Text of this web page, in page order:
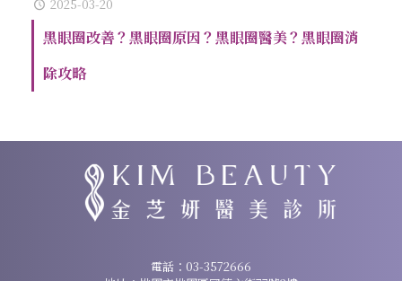
2025-03-20
黑眼圈改善？黑眼圈原因？黑眼圈醫美？黑眼圈消
除攻略
03-3572666地址：桃園市桃園區同德六街77號2樓
電話： 03-3572666